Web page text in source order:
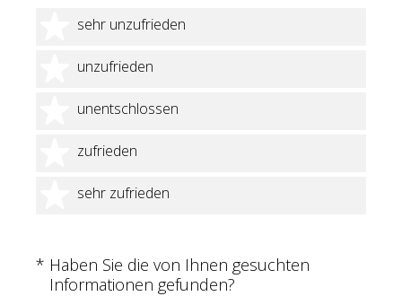
sehr unzufrieden
1 Stern
unzufrieden
2 Sterne
unentschlossen
3 Sterne
zufrieden
4 Sterne
sehr zufrieden
5 Sterne
* Haben Sie die von Ihnen gesuchten
Informationen gefunden?
(Erforderlich.)